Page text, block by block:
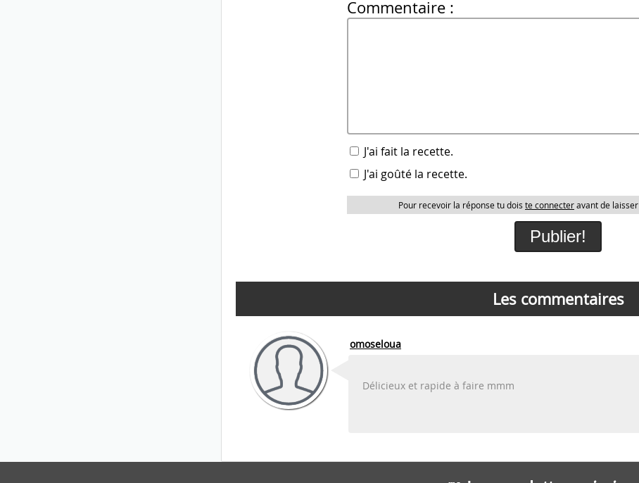
Commentaire :
J'ai fait la recette.
J'ai goûté la recette.
Pour recevoir la réponse tu dois te connecteravant de
Les commentaires
omoseloua
Délicieux et rapide à faire mmm